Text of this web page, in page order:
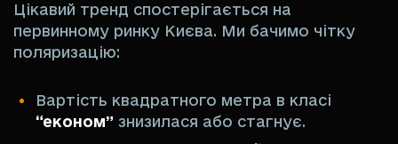
Цікавий тренд спостерігається на
первинному ринку Києва. Ми бачимо чітку
поляризацію:
Вартість квадратного метра в класі
“економ” знизилася або стагнує.